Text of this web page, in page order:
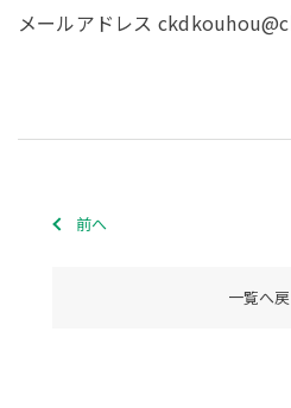
メールアドレス
前へ
一覧へ